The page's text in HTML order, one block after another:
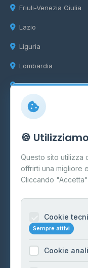
Friuli-Venezia Giulia
Lazio
Liguria
Lombardia
Marche
Info
Cos'è il GPL
FAQ
Contatti
Informazioni legali
Cookie Policy
🍪
Questo sito
offrirti una migliore
Cliccando
Cookie
Sempre attivi
Cookie